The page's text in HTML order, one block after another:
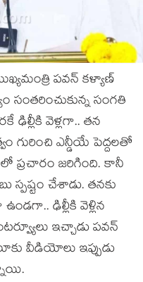
పవన్ కళ్యాణ్
సంతరించుకున్న సంగతి
ఢిల్లీకి వెళ్లగా.. తన
గురించి ఎన్డీయే పెద్దలతో
ప్రచారం జరిగింది. కానీ
చేశాడు. తనకు
ఢిల్లీకి వెళ్లిన
ఇచ్చాడు పవన్
వీడియోలు ఇప్పుడు